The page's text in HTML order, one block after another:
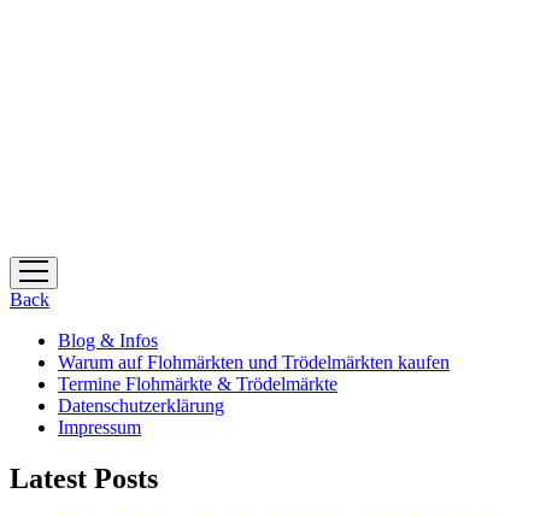
Menü
öffnen
Back
Blog & Infos
Warum auf Flohmärkten und Trödelmärkten kaufen
Termine Flohmärkte & Trödelmärkte
Datenschutzerklärung
Impressum
Latest Posts